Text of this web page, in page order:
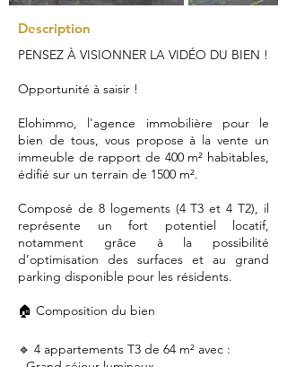
Description
PENSEZ À VISIONNER LA VIDÉO DU BIEN !
Opportunité à saisir !
Elohimmo, l'agence immobilière pour le
bien de tous, vous propose à la vente un
immeuble de rapport de 400 m² habitables,
édifié sur un terrain de 1500 m².
Composé de 8 logements (4 T3 et 4 T2), il
représente un fort potentiel locatif,
notamment grâce à la possibilité
d’optimisation des surfaces et au grand
parking disponible pour les résidents.
🏠 Composition du bien
🔹 4 appartements T3 de 64 m² avec :